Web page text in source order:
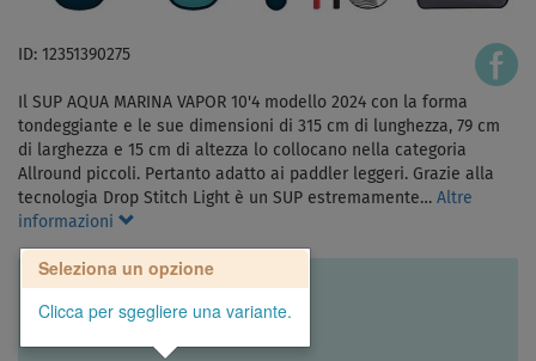
ID: 12351390275
Il SUP AQUA MARINA VAPOR 10'4 modello 2024 con la forma
tondeggiante e le sue dimensioni di 315 cm di lunghezza, 79 cm
di larghezza e 15 cm di altezza lo collocano nella categoria
Allround piccoli. Pertanto adatto ai paddler leggeri. Grazie alla
tecnologia Drop Stitch Light è un SUP estremamente… Altre
informazioni
Seleziona un opzione
Clicca per sgegliere una variante.